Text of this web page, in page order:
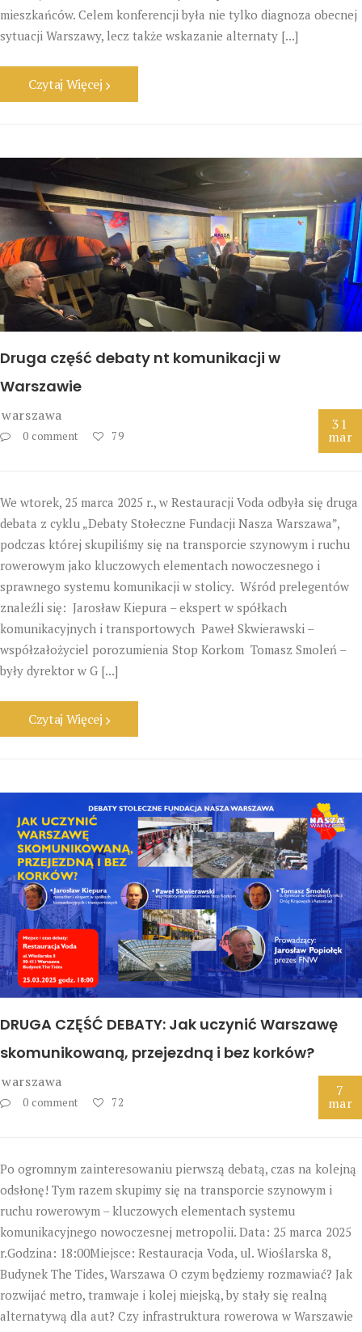
mieszkańców. Celem konferencji była nie tylko diagnoza obecnej
sytuacji Warszawy, lecz także wskazanie alternaty [...]
Czytaj Więcej
Druga część debaty nt komunikacji w
Warszawie
warszawa
0 comment 79
31
mar
We wtorek, 25 marca 2025 r., w Restauracji Voda odbyła się druga
debata z cyklu „Debaty Stołeczne Fundacji Nasza Warszawa”,
podczas której skupiliśmy się na transporcie szynowym i ruchu
rowerowym jako kluczowych elementach nowoczesnego i
sprawnego systemu komunikacji w stolicy. Wśród prelegentów
znaleźli się: Jarosław Kiepura – ekspert w spółkach
komunikacyjnych i transportowych Paweł Skwierawski –
współzałożyciel porozumienia Stop Korkom Tomasz Smoleń –
były dyrektor w G [...]
Czytaj Więcej
DRUGA CZĘŚĆ DEBATY: Jak uczynić Warszawę
skomunikowaną, przejezdną i bez korków?
warszawa
0 comment 72
7
mar
Po ogromnym zainteresowaniu pierwszą debatą, czas na kolejną
odsłonę! Tym razem skupimy się na transporcie szynowym i
ruchu rowerowym – kluczowych elementach systemu
komunikacyjnego nowoczesnej metropolii. Data: 25 marca 2025
r.Godzina: 18:00Miejsce: Restauracja Voda, ul. Wioślarska 8,
Budynek The Tides, Warszawa O czym będziemy rozmawiać? Jak
rozwijać metro, tramwaje i kolej miejską, by stały się realną
alternatywą dla aut? Czy infrastruktura rowerowa w Warszawie